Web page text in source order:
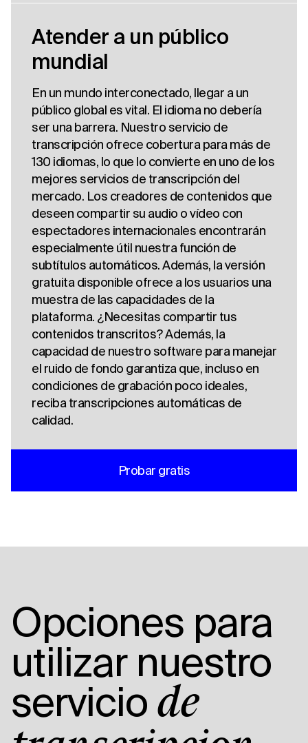
Atender a un público
mundial
En un mundo interconectado, llegar a un
público global es vital. El idioma no debería
ser una barrera. Nuestro servicio de
transcripción ofrece cobertura para más de
130 idiomas, lo que lo convierte en uno de los
mejores servicios de transcripción del
mercado. Los creadores de contenidos que
deseen compartir su audio o vídeo con
espectadores internacionales encontrarán
especialmente útil nuestra función de
subtítulos automáticos. Además, la versión
gratuita disponible ofrece a los usuarios una
muestra de las capacidades de la
plataforma. ¿Necesitas compartir tus
contenidos transcritos? Además, la
capacidad de nuestro software para manejar
el ruido de fondo garantiza que, incluso en
condiciones de grabación poco ideales,
reciba transcripciones automáticas de
calidad.
Probar gratis
Opciones para
utilizar nuestro
servicio de